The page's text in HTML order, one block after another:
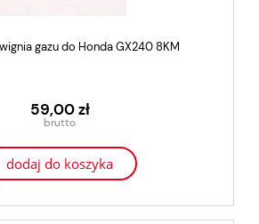
gazu do Honda GX240 8KM
59,00 zł
dodaj do koszyka